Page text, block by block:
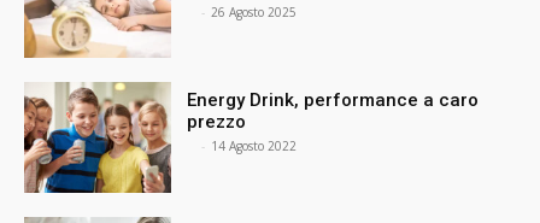
- 26 Agosto 2025
Energy Drink, performance a caro
prezzo
- 14 Agosto 2022